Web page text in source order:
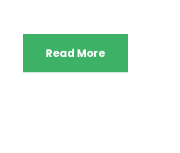
Read More